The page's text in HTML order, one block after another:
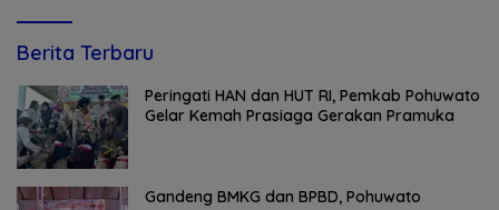
Berita Terbaru
Peringati HAN dan HUT RI, Pemkab Pohuwato
Gelar Kemah Prasiaga Gerakan Pramuka
Gandeng BMKG dan BPBD, Pohuwato